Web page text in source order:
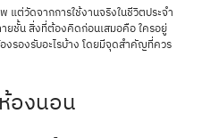
แต่วัดจากการใช้งานจริงในชีวิตประจำ
ายชั้น สิ่งที่ต้องคิดก่อนเสมอคือ ใครอยู่
รองรับอะไรบ้าง โดยมีจุดสำคัญที่ควร
องนอน